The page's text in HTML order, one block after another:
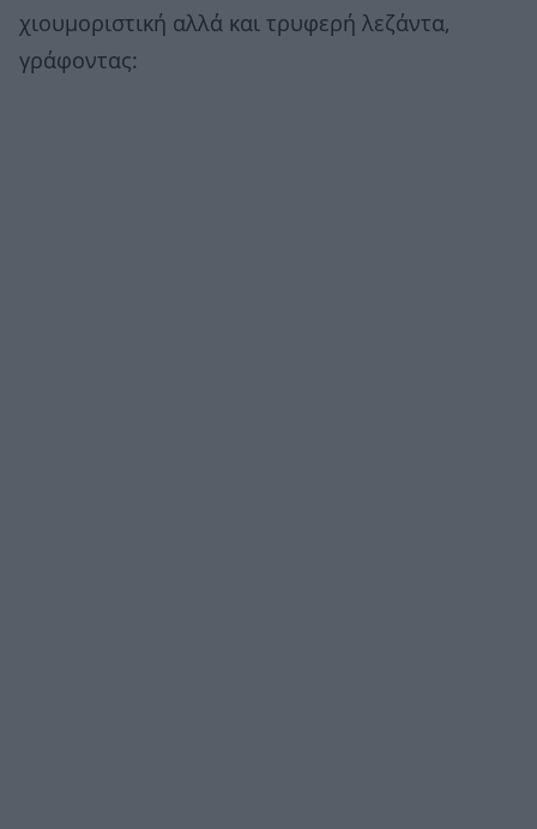
χιουμοριστική αλλά και τρυφερή λεζάντα,
γράφοντας: